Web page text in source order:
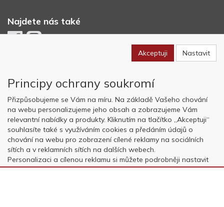
Najdete nás také
Copyright © OK AVIATION Base, s.r.o. 2022, powered byABRA E-
shop
Akceptuji Nastavit
Principy ochrany soukromí
Přizpůsobujeme se Vám na míru. Na základě Vašeho chování
na webu personalizujeme jeho obsah a zobrazujeme Vám
relevantní nabídky a produkty. Kliknutím na tlačítko „Akceptuji“
souhlasíte také s využíváním cookies a předáním údajů o
chování na webu pro zobrazení cílené reklamy na sociálních
sítích a v reklamních sítích na dalších webech.
Personalizaci a cílenou reklamu si můžete podrobněji nastavit
nebo kdykoli vypnout po kliknutí na tlačítko „Nastavit“.